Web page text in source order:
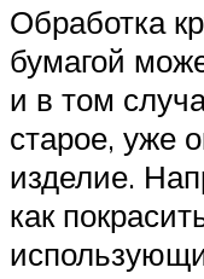
Обработка
бумагой
и в том
старое, уже
изделие.
как